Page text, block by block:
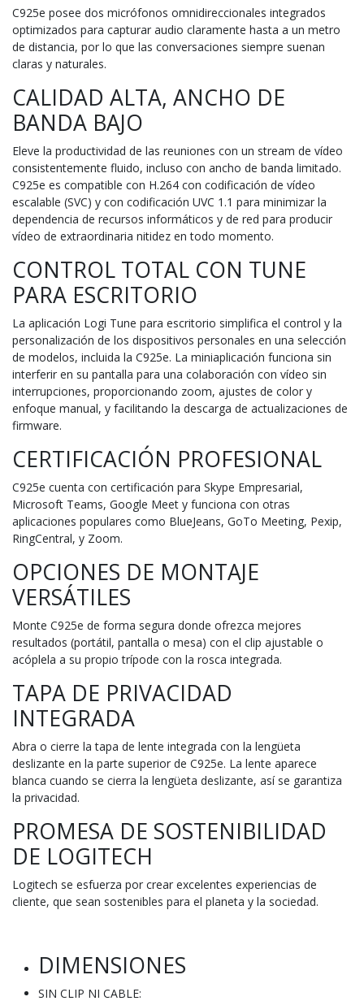
C925e posee dos micrófonos omnidireccionales integrados
optimizados para capturar audio claramente hasta a un metro
de distancia, por lo que las conversaciones siempre suenan
claras y naturales.
CALIDAD ALTA, ANCHO DE
BANDA BAJO
Eleve la productividad de las reuniones con un stream de vídeo
consistentemente fluido, incluso con ancho de banda limitado.
C925e es compatible con H.264 con codificación de vídeo
escalable (SVC) y con codificación UVC 1.1 para minimizar la
dependencia de recursos informáticos y de red para producir
vídeo de extraordinaria nitidez en todo momento.
CONTROL TOTAL CON TUNE
PARA ESCRITORIO
La aplicación Logi Tune para escritorio simplifica el control y la
personalización de los dispositivos personales en una selección
de modelos, incluida la C925e. La miniaplicación funciona sin
interferir en su pantalla para una colaboración con vídeo sin
interrupciones, proporcionando zoom, ajustes de color y
enfoque manual, y facilitando la descarga de actualizaciones de
firmware.
CERTIFICACIÓN PROFESIONAL
C925e cuenta con certificación para Skype Empresarial,
Microsoft Teams, Google Meet y funciona con otras
aplicaciones populares como BlueJeans, GoTo Meeting, Pexip,
RingCentral, y Zoom.
OPCIONES DE MONTAJE
VERSÁTILES
Monte C925e de forma segura donde ofrezca mejores
resultados (portátil, pantalla o mesa) con el clip ajustable o
acóplela a su propio trípode con la rosca integrada.
TAPA DE PRIVACIDAD
INTEGRADA
Abra o cierre la tapa de lente integrada con la lengüeta
deslizante en la parte superior de C925e. La lente aparece
blanca cuando se cierra la lengüeta deslizante, así se garantiza
la privacidad.
PROMESA DE SOSTENIBILIDAD
DE LOGITECH
Logitech se esfuerza por crear excelentes experiencias de
cliente, que sean sostenibles para el planeta y la sociedad.
DIMENSIONES
SIN CLIP NI CABLE: